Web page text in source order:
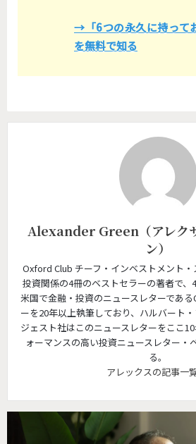
→「6つの永久に持って
を無料で知る
Alexander Green（アレク
ン）
Oxford Club チーフ・インベストメント・
投資関係の4冊のベストセラーの著者で、
米国で金融・投資のニュースレターであ
ーを20年以上執筆しており、ハルバート
ジェスト社はこのニュースレターをここ
ォーマンスの高い投資ニュースレター・
る。
アレックスの記事一